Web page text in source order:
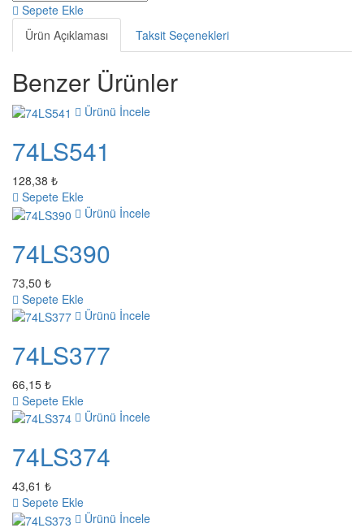
Sepete Ekle
Ürün Açıklaması
Taksit Seçenekleri
Benzer Ürünler
Ürünü İncele
74LS541
128,38 ₺
Sepete Ekle
Ürünü İncele
74LS390
73,50 ₺
Sepete Ekle
Ürünü İncele
74LS377
66,15 ₺
Sepete Ekle
Ürünü İncele
74LS374
43,61 ₺
Sepete Ekle
Ürünü İncele